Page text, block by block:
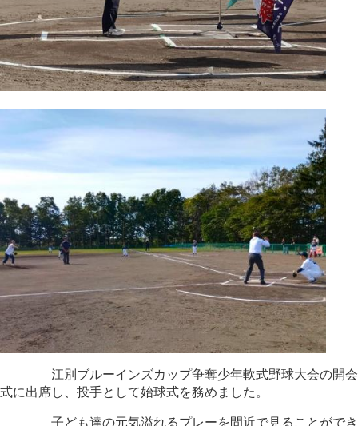
江別ブルーインズカップ争奪少年軟式野球大会の開会
式に出席し、投手として始球式を務めました。
子ども達の元気溢れるプレーを間近で見ることができ